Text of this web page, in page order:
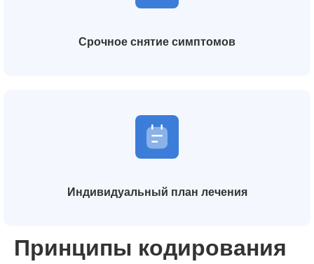
Срочное снятие симптомов
Индивидуальный план лечения
Принципы кодирования